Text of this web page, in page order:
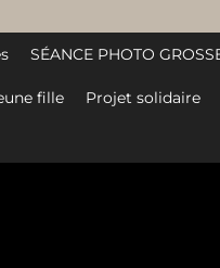
SÉANCE PHOTO
fille Projet solidaire